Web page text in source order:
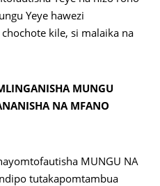
Yeye hawezi
kile, si malaika na
MUNGU
NA MFANO
MUNGU NA
tutakapomtambua